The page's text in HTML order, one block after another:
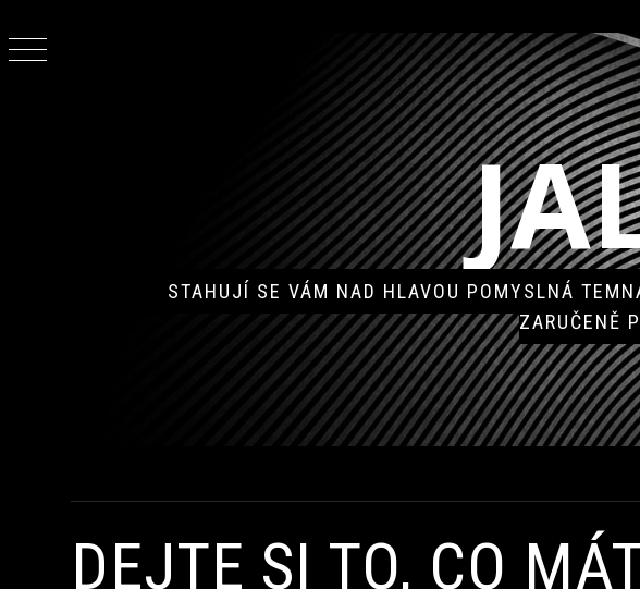
to
content
STAHUJÍ SE VÁM NAD HLAVOU POMYSLNÁ
ZARUČENĚ
DEJTE SI TO, CO